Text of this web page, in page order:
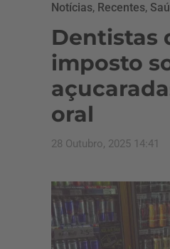
Notícias, Recentes,
Dentistas
imposto
oral
28 Outubro, 2025 14:41